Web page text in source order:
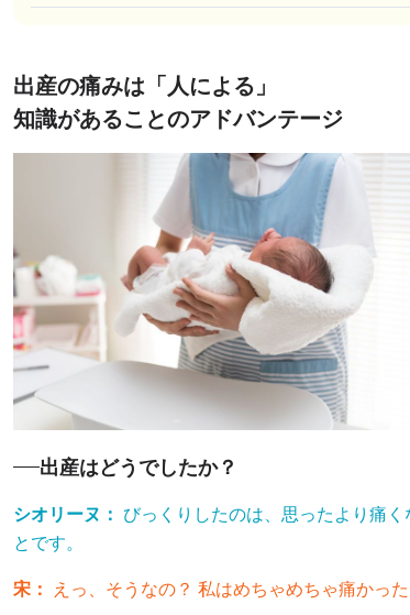
出産の痛みは「人による」
知識があることのアドバンテージ
出産はどうでしたか？
シオリーヌ： びっくりしたのは、思ったより痛く
とです。
宋： えっ、そうなの？ 私はめちゃめちゃ痛かった